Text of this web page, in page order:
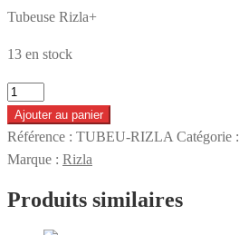
Tubeuse Rizla+
13 en stock
quantité
de
Tubeuse
Rizla
Ajouter au panier
Référence : TUBEU-RIZLA Catégorie :
Marque : Rizla
Produits similaires